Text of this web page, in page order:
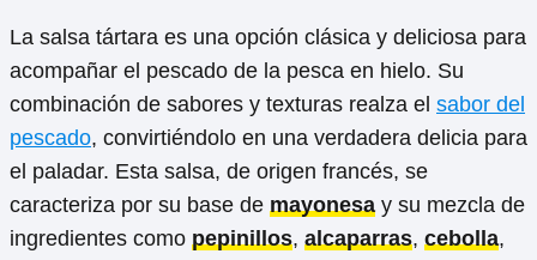
La salsa tártara es una opción clásica y deliciosa para
acompañar el pescado de la pesca en hielo. Su
combinación de sabores y texturas realza el sabor del
pescado, convirtiéndolo en una verdadera delicia para
el paladar. Esta salsa, de origen francés, se
caracteriza por su base de mayonesa y su mezcla de
ingredientes como pepinillos, alcaparras, cebolla,